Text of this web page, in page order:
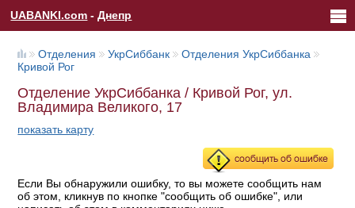
UABANKI.com -Днепр
Отделения УкрСиббанк
Отделения УкрСиббанка
Кривой Рог
Отделение УкрСиббанка / Кривой Рог, ул.
Владимира Великого, 17
показать карту
Если Вы обнаружили ошибку, то вы можете сообщить нам
об этом, кликнув по кнопке "сообщить об ошибке", или